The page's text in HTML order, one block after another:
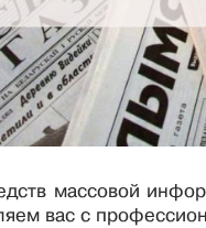
массовой
вас с